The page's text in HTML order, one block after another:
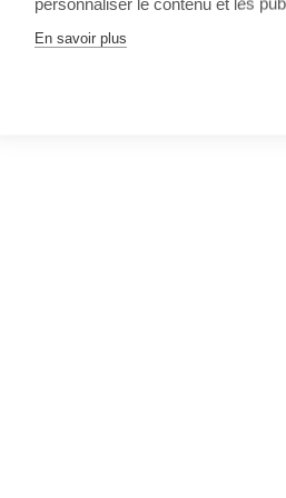
En savoir plus